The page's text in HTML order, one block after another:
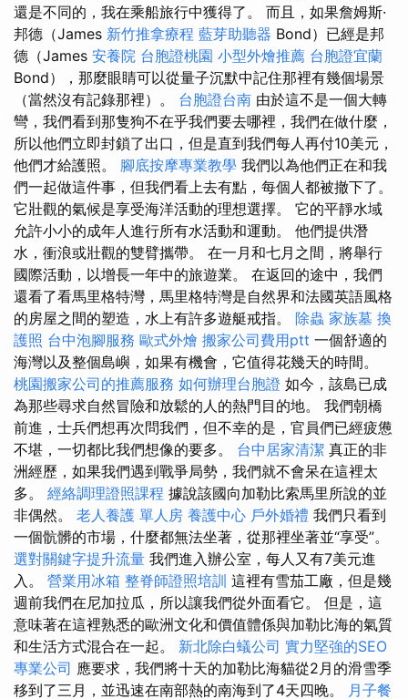
還是不同的，我在乘船旅行中獲得了。 而且，如果詹姆斯·
邦德（James 新竹推拿療程 藍芽助聽器 Bond）已經是邦
德（James 安養院 台胞證桃園 小型外燴推薦 台胞證宜蘭
Bond），那麼眼睛可以從量子沉默中記住那裡有幾個場景
（當然沒有記錄那裡）。 台胞證台南 由於這不是一個大轉
彎，我們看到那隻狗不在乎我們要去哪裡，我們在做什麼，
所以他們立即封鎖了出口，但是直到我們每人再付10美元，
他們才給護照。 腳底按摩專業教學 我們以為他們正在和我
們一起做這件事，但我們看上去有點，每個人都被撤下了。
它壯觀的氣候是享受海洋活動的理想選擇。 它的平靜水域
允許小小的成年人進行所有水活動和運動。 他們提供潛
水，衝浪或壯觀的雙臂攜帶。 在一月和七月之間，將舉行
國際活動，以增長一年中的旅遊業。 在返回的途中，我們
還看了看馬里格特灣，馬里格特灣是自然界和法國英語風格
的房屋之間的塑造，水上有許多遊艇戒指。 除蟲 家族墓 換
護照 台中泡腳服務 歐式外燴 搬家公司費用ptt 一個舒適的
海灣以及整個島嶼，如果有機會，它值得花幾天的時間。
桃園搬家公司的推薦服務 如何辦理台胞證 如今，該島已成
為那些尋求自然冒險和放鬆的人的熱門目的地。 我們朝橋
前進，士兵們想再次問我們，但不幸的是，官員們已經疲憊
不堪，一切都比我們想像的要多。 台中居家清潔 真正的非
洲經歷，如果我們遇到戰爭局勢，我們就不會呆在這裡太
多。 經絡調理證照課程 據說該國向加勒比索馬里所說的並
非偶然。 老人養護 單人房 養護中心 戶外婚禮 我們只看到
一個骯髒的市場，什麼都無法坐著，從那裡坐著並“享受”。
選對關鍵字提升流量 我們進入辦公室，每人又有7美元進
入。 營業用冰箱 整脊師證照培訓 這裡有雪茄工廠，但是幾
週前我們在尼加拉瓜，所以讓我們從外面看它。 但是，這
意味著在這裡熟悉的歐洲文化和價值體係與加勒比海的氣質
和生活方式混合在一起。 新北除白蟻公司 實力堅強的SEO
專業公司 應要求，我們將十天的加勒比海貓從2月的滑雪季
移到了三月，並迅速在南部熱的南海到了4天四晚。 月子餐